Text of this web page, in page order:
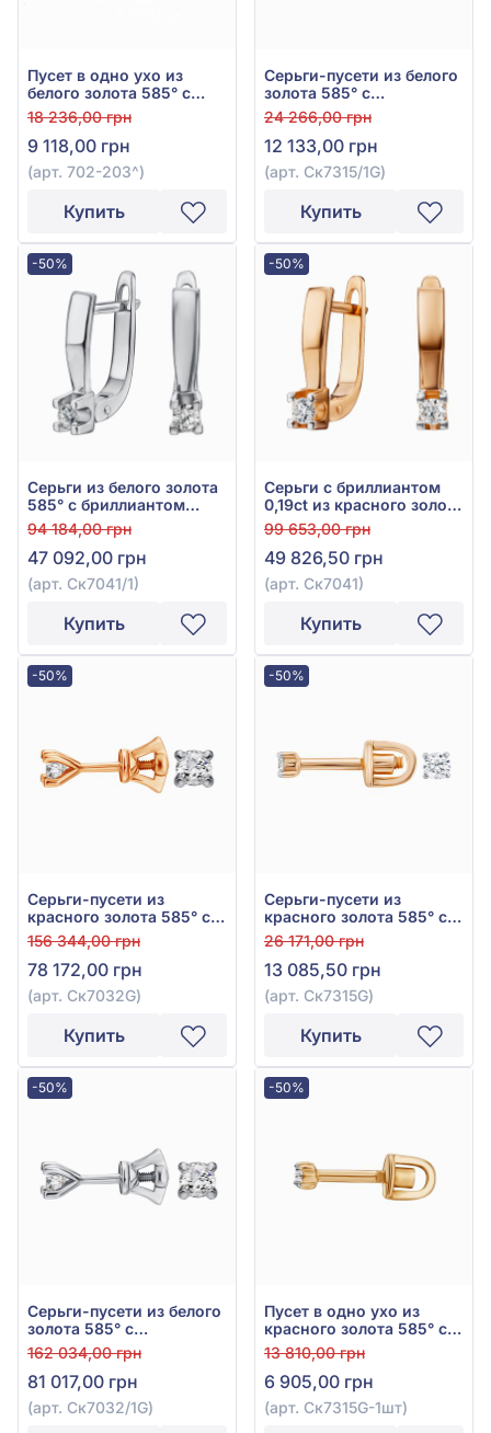
Пусет в одно ухо из
белого золота 585° с
бриллиантом 0,04ct, арт.
702-203
18 236,00 грн
9 118,00 грн
(арт. 702-203^)
Купить
Серьги-пусети из белого
золота 585° с
бриллиантом 0,07ct, арт.
Ск7315/1G
24 266,00 грн
12 133,00 грн
(арт. Ск7315/1G)
Купить
-50%
Серьги из белого золота
585° с бриллиантом
0,18ct, арт. Ск7041/1
94 184,00 грн
47 092,00 грн
(арт. Ск7041/1)
Купить
-50%
Серьги с бриллиантом
0,19ct из красного золота
585°, арт. Ск7041
99 653,00 грн
49 826,50 грн
(арт. Ск7041)
Купить
-50%
Серьги-пусети из
красного золота 585° с
бриллиантом 0,62ct, арт.
Ск7032G
156 344,00 грн
78 172,00 грн
(арт. Ск7032G)
Купить
-50%
Серьги-пусети из
красного золота 585° с
бриллиантом 0,08ct, арт.
Ск7315G
26 171,00 грн
13 085,50 грн
(арт. Ск7315G)
Купить
-50%
Серьги-пусети из белого
золота 585° с
бриллиантом 0,6ct, арт.
Ск7032/1G
162 034,00 грн
81 017,00 грн
(арт. Ск7032/1G)
-50%
Пусет в одно ухо из
красного золота 585° с
бриллиантом 0,05ct, арт.
Ск7315G-1шт
13 810,00 грн
6 905,00 грн
(арт. Ск7315G-1шт)